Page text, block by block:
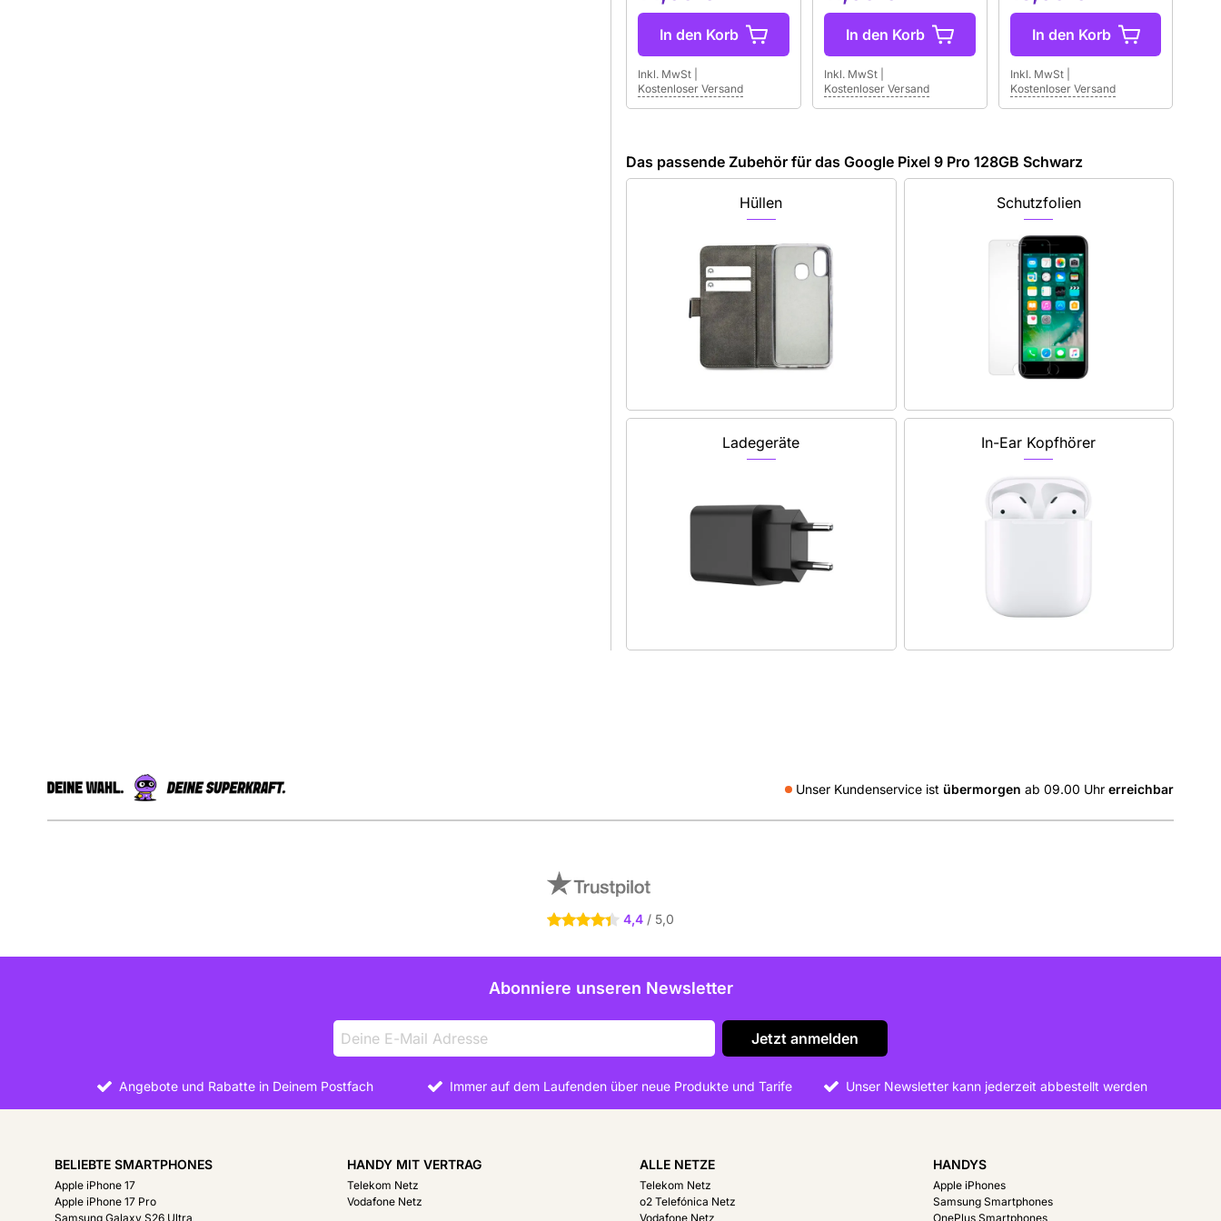
In den Korb
Inkl. MwSt
Kostenloser Versand
In den Korb
Inkl. MwSt|
Kostenloser Versand
In den Korb
Inkl. MwSt|
Kostenloser Versand
Das passende Zubehör für das Google Pixel 9 Pro 128GB Schwarz
Hüllen Schutzfolien
Ladegeräte In-Ear Kopfhörer
Unser Kundenservice ist übermorgen ab 09.00 Uhr erreichbar
Social media
4.4 Sterne 4,4 / 5,0
Abonniere unseren Newsletter
Jetzt anmelden
Angebote und Rabatte in Deinem Postfach Immer auf dem Laufenden über neue Produkte und Tarife Unser Newsletter kann jederzeit abbestellt werden
BELIEBTE SMARTPHONES
Apple iPhone 17
Apple iPhone 17 Pro
Samsung Galaxy S26 Ultra
HANDY MIT VERTRAG
Telekom Netz
Vodafone Netz
ALLE NETZE
Telekom Netz
o2 Telefónica Netz
Vodafone Netz
HANDYS
Apple iPhones
Samsung Smartphones
OnePlus Smartphones